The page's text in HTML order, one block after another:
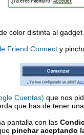
color distinta al gadget
Friend Connect y
Cuentas) que nos
que has de tener
pantalla con las
pinchar aceptando